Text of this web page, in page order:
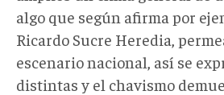
algo que según afirma por
Ricardo Sucre Heredia,
escenario nacional, así se
distintas y el chavismo